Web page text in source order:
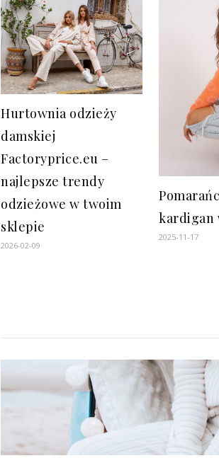
Hurtownia odzieży
damskiej
Factoryprice.eu –
najlepsze trendy
odzieżowe w twoim
sklepie
2026-02-09
kardigan
2025-11-17